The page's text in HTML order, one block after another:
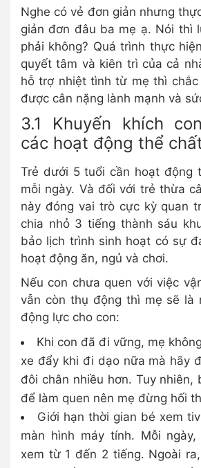
Nghe có vẻ đơn giản nhưng
giản đơn đâu ba mẹ ạ. Nói thì
phải không? Quá trình thực
quyết tâm và kiên trì của cả
hỗ trợ nhiệt tình từ mẹ thì
được cân nặng lành mạnh và
3.1 Khuyến khích
các hoạt động thể
Trẻ dưới 5 tuổi cần hoạt động
mỗi ngày. Và đối với trẻ thừa
này đóng vai trò cực kỳ quan
chia nhỏ 3 tiếng thành sáu
bảo lịch trình sinh hoạt có sự
hoạt động ăn, ngủ và chơi.
Nếu con chưa quen với việc
vẫn còn thụ động thì mẹ sẽ là
động lực cho con:
Khi con đã đi vững, mẹ
xe đẩy khi đi dạo nữa mà hãy
đôi chân nhiều hơn. Tuy nhiên,
để làm quen nên mẹ đừng hối
Giới hạn thời gian bé xem
màn hình máy tính. Mỗi
xem từ 1 đến 2 tiếng. Ngoài